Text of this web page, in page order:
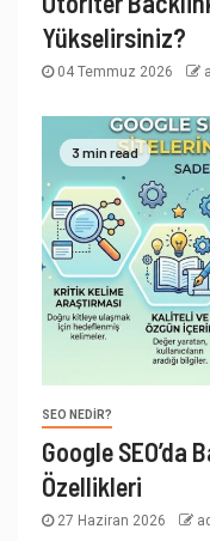
Yükselirsiniz?
04 Temmuz 2026
3 min read
SEO NEDIR?
Google SEO’da
Özellikleri
27 Haziran 2026